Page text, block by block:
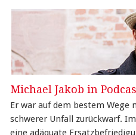
Michael Jakob in
Er war auf dem bestem Wege
schwerer Unfall zurückwarf.
eine adäquate